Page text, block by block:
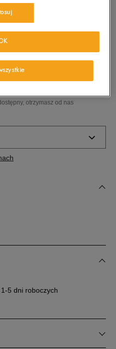
SQUAM 5 PKT
otrzymasz od nas
5 dni roboczych